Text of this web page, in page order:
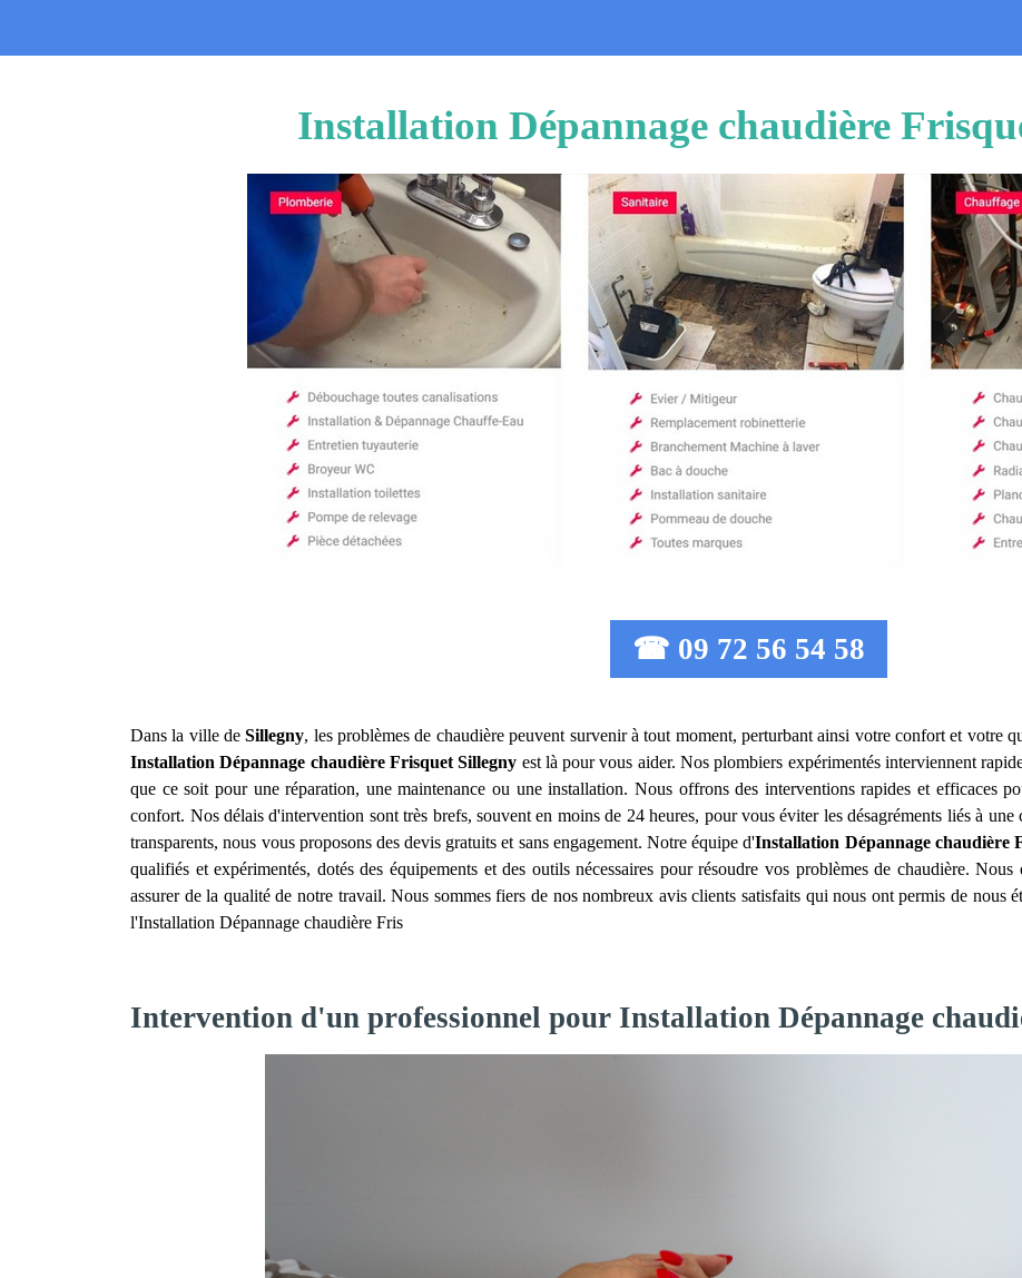
Installation Dépannage chaudière
☎ 09 72 56 54 58
Dans la ville deSillegny, les problèmes de chaudière peuvent survenir à tout moment, perturbant ainsi votre confort et votre
Installation Dépannage chaudière Frisquet Sillegny est là pour vous aider. Nos plombiers expérimentés interviennent
que ce soit pour une réparation, une maintenance ou une installation. Nous offrons des interventions rapides et efficaces
confort. Nos délais d'intervention sont très brefs, souvent en moins de 24 heures, pour vous éviter les désagréments liés à
transparents, nous vous proposons des devis gratuits et sans engagement. Notre équipe d'Installation Dépannage chaudière
qualifiés et expérimentés, dotés des équipements et des outils nécessaires pour résoudre vos problèmes de chaudière.
assurer de la qualité de notre travail. Nous sommes fiers de nos nombreux avis clients satisfaits qui nous ont permis de nous
l'Installation Dépannage chaudière Fris
Intervention d'un professionnel pour Installation Dépannage